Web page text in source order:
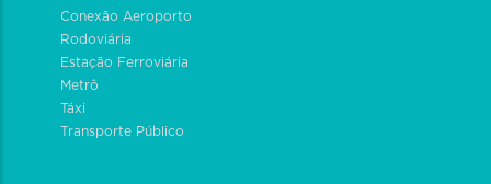
Conexão Aeroporto
Rodoviária
Estação Ferroviária
Metrô
Táxi
Transporte Público